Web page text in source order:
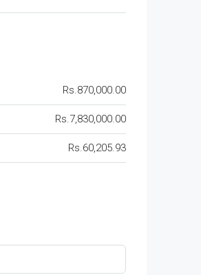
Rs.870,000.00
Rs.7,830,000.00
Rs.60,205.93